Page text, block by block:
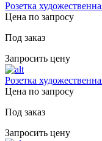
Розетка
Цена по запросу
Под заказ
Запросить цену
Розетка
Цена по запросу
Под заказ
Запросить цену